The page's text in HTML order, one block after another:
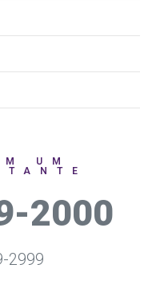
UM
2000
2999